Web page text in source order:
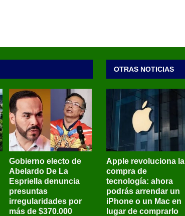
Gobierno electo de
Abelardo De La
Espriella denuncia
presuntas
irregularidades por
más de $370.000
OTRAS NOTICIAS
Apple revoluciona la
compra de
tecnología: ahora
podrás arrendar un
iPhone o un Mac en
lugar de comprarlo